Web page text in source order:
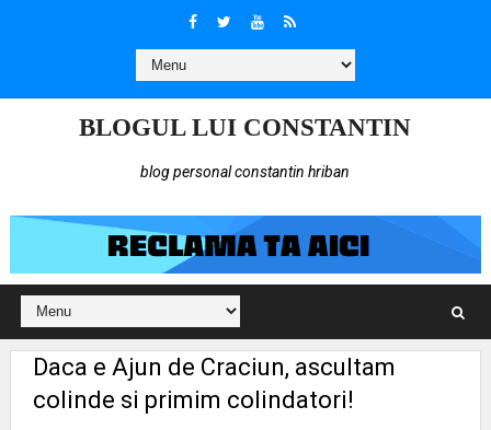
BLOGUL LUI CONSTANTIN
blog personal constantin hriban
Daca e Ajun de Craciun, ascultam
colinde si primim colindatori!